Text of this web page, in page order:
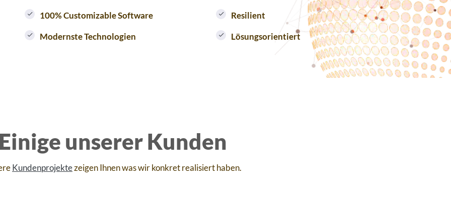
100% Customizable Software
Modernste Technologien
Resilient
Lösungsorientiert
unserer Kunden
Kundenprojektezeigen Ihnen was wir konkret realisiert haben.